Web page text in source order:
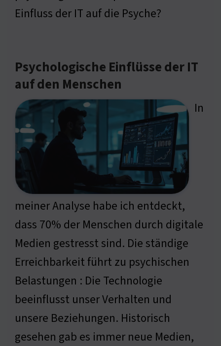
Einfluss der IT auf die Psyche?
Psychologische Einflüsse der IT
auf den Menschen
In
meiner Analyse habe ich entdeckt,
dass 70% der Menschen durch digitale
Medien gestresst sind. Die ständige
Erreichbarkeit führt zu psychischen
Belastungen : Die Technologie
beeinflusst unser Verhalten und
unsere Beziehungen. Historisch
gesehen gab es immer neue Medien,